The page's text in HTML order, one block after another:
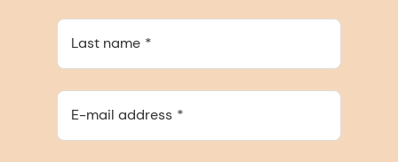
Last name
E-mail address